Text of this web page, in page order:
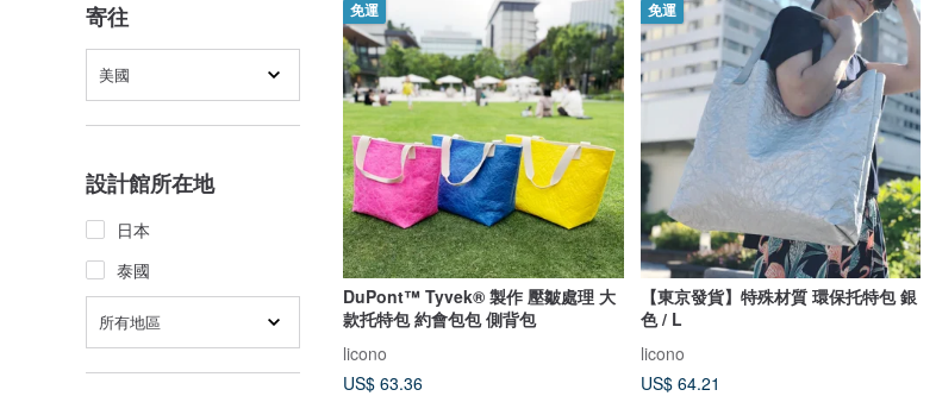
寄往
美國
設計館所在地
日本
泰國
所有地區
免運
DuPont™ Tyvek® 製作 壓皺處理 大
款托特包 約會包包 側背包
licono
US$ 63.36
免運
【東京發貨】特殊材質 環保托特包 銀
色 / L
licono
US$ 64.21